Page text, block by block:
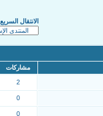
الانتقال السريع
مشاركات
2
0
0